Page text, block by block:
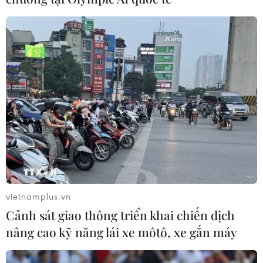
Hưởng ứng Ngày An
ninh mạng Việt Nam: Những thông
điệp thiết thực về an toàn số
05/08/2026 22:58
Ngoại giao khoa học-
công nghệ trở thành trụ cột mới của
nền đối ngoại Việt Nam
05/08/2026 14:56
Xem thêm
vietnamplus.vn
Cảnh sát giao thông triển khai chiến dịch
nâng cao kỹ năng lái xe môtô, xe gắn máy